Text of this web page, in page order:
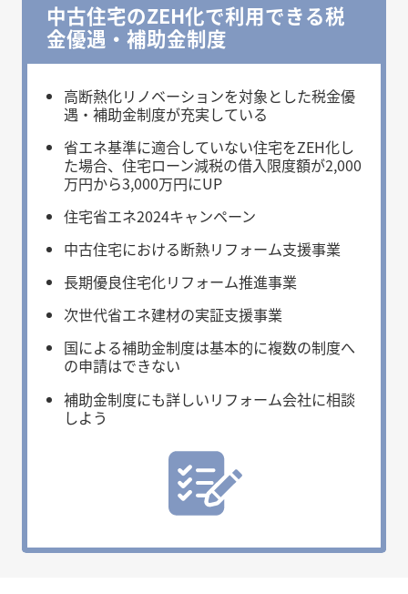
中古住宅のZEH化で利用できる税
金優遇・補助金制度
高断熱化リノベーションを対象とした税金優
遇・補助金制度が充実している
省エネ基準に適合していない住宅をZEH化し
た場合、住宅ローン減税の借入限度額が2,000
万円から3,000万円にUP
住宅省エネ2024キャンペーン
中古住宅における断熱リフォーム支援事業
長期優良住宅化リフォーム推進事業
次世代省エネ建材の実証支援事業
国による補助金制度は基本的に複数の制度へ
の申請はできない
補助金制度にも詳しいリフォーム会社に相談
しよう